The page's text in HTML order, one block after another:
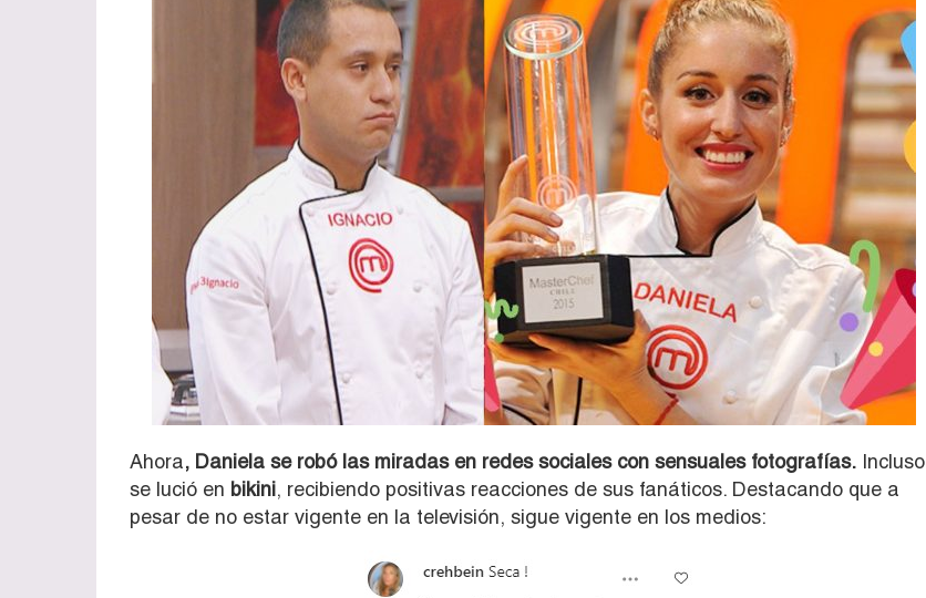
Ahora, Daniela se robó las miradas en redes sociales con sensuales fotografías. Incluso
se lució en bikini, recibiendo positivas reacciones de sus fanáticos. Destacando que a
pesar de no estar vigente en la televisión, sigue vigente en los medios: